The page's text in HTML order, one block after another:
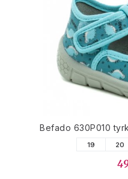
Befado 630P010
19 20